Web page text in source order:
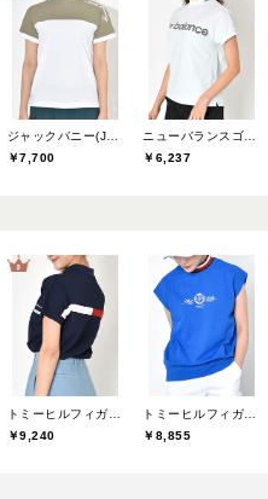
ジャックバニー(Jack Bunny)
￥7,700
ニューバランスゴルフ(New Balance Golf)
￥6,237
￥9,240
￥8,855